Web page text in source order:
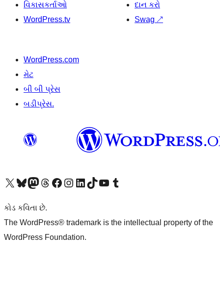
વિકાસકર્તાઓ
WordPress.tv
દાન કરો
Swag ↗
WordPress.com
મેટ
બી બી પ્રેસ
બડીપ્રેસ.
અમારા X (અગાઉ ટ્વિટર) એકાઉન્ટની મુલાકાત લોઅમારા Bluesky એકાઉન્ટની મુલાકાત લોઅમારા માસ્ટોડોન એકાઉન્ટની મુલાકાત લોઅમારા Threads એકાઉન્ટની મુલાકાત લો અમારા ફેસબુક પેજની મુલાકાત લોઅમારા ઇન્સ્ટાગ્રામ એકાઉન્ટની મુલાકાત લો અમારા LinkedIn એકાઉન્ટની મુલાકાત લોઅમારા TikTok એકાઉન્ટની મુલાકાત લોઅમારી YouTube ચેનલની મુલાકાત લો અમારા Tumblr એકાઉન્ટની મુલાકાત લો
કોડ કવિતા છે.
The WordPress® trademark is the intellectual property of the
WordPress Foundation.